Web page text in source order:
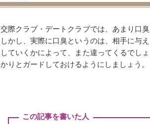
交際クラブ・デートクラブでは、あまり口
しかし、実際に口臭というのは、相手に与
していくかによって、また違ってくるでし
かりとガードしておけるようにしましょう。
この記事を書いた人